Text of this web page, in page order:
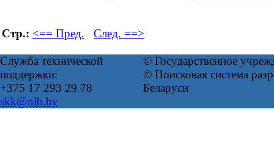
Стр.: <== Пред. След. ==>
Служба технической
поддержки:
+375 17 293 29 78
skk@nlb.by
© Государственное
© Поисковая система
Беларуси